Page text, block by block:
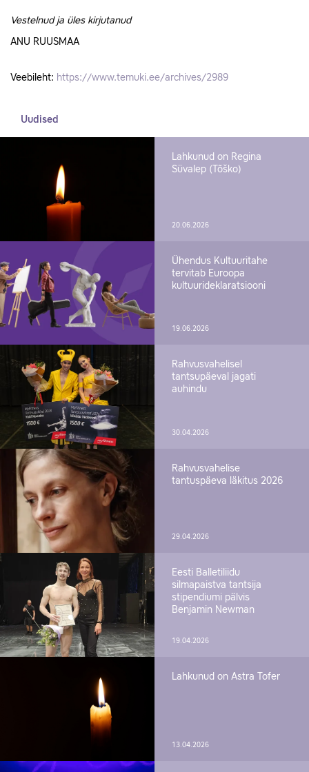
Vestelnud ja üles kirjutanud
ANU RUUSMAA
Veebileht: https://www.temuki.ee/archives/2989
Uudised
Lahkunud on Regina
Süvalep (Tõško)
20.06.2026
Ühendus Kultuuritahe
tervitab Euroopa
kultuurideklaratsiooni
19.06.2026
Rahvusvahelisel
tantsupäeval jagati
auhindu
30.04.2026
Rahvusvahelise
tantuspäeva läkitus 2026
29.04.2026
Eesti Balletiliidu
silmapaistva tantsija
stipendiumi pälvis
Benjamin Newman
19.04.2026
Lahkunud on Astra Tofer
13.04.2026